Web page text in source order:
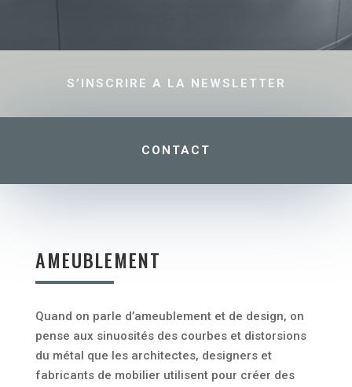
S’INSCRIRE A LA NEWSLETTER
CONTACT
AMEUBLEMENT
Quand on parle d’ameublement et de design, on
pense aux sinuosités des courbes et distorsions
du métal que les architectes, designers et
fabricants de mobilier utilisent pour créer des